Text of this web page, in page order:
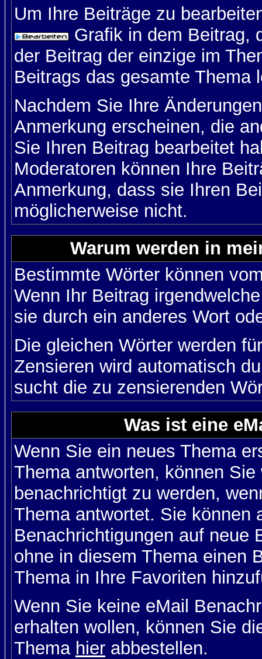
Um Ihre Beiträge zu
Grafik in dem Beitrag,
der Beitrag der einzige im
Beitrags das gesamte Thema
Nachdem Sie Ihre
Anmerkung erscheinen, die
Sie Ihren Beitrag bearbeitet
Moderatoren können Ihre
Anmerkung, dass sie Ihren
möglicherweise nicht.
Warum werden in
Bestimmte Wörter können
Wenn Ihr Beitrag
sie durch ein anderes Wort
Die gleichen Wörter werden
Zensieren wird automatisch
sucht die zu zensierenden
Was ist eine
Wenn Sie ein neues Thema
Thema antworten, können
benachrichtigt zu werden,
Thema antwortet. Sie können
Benachrichtigungen auf neue
ohne in diesem Thema einen
Thema in Ihre Favoriten
Wenn Sie keine eMail
erhalten wollen, können Sie
Thema hier abbestellen.